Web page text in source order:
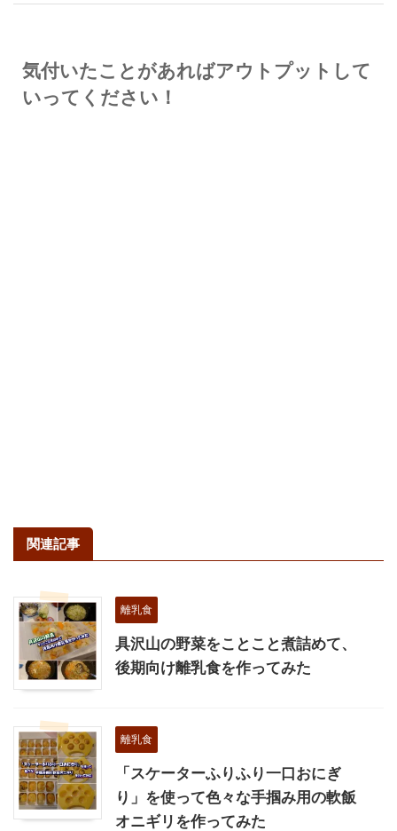
気付いたことがあればアウトプットして
いってください！
関連記事
離乳食
具沢山の野菜をことこと煮詰めて、
後期向け離乳食を作ってみた
離乳食
「スケーターふりふり一口おにぎ
り」を使って色々な手掴み用の軟飯
オニギリを作ってみた